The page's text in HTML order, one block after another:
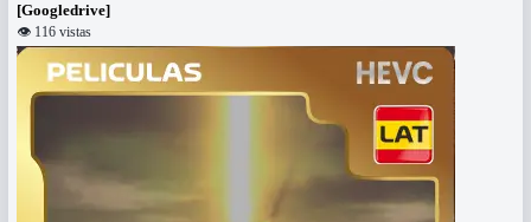
[Googledrive]
👁 116 vistas